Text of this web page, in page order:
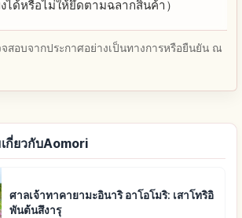
ด้หรือไม่ให้ยึดตามฉลากสินค้า）
สอบจากประกาศอย่างเป็นทางการหรือยืนยัน ณ
กี่ยวกับAomori
ศาลเจ้าทาคายามะอินาริ อาโอโมริ: เสาโทริอิ
พันต้นสึงารุ